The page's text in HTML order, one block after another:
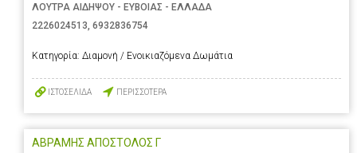
ΛΟΥΤΡΑ ΑΙΔΗΨΟΥ - ΕΥΒΟΙΑΣ - ΕΛΛΑΔΑ
2226024513 6932836754
Κατηγορία: Διαμονή / Ενοικιαζόμενα Δωμάτια
ΙΣΤΟΣΕΛΙΔΑ ΠΕΡΙΣΣΟΤΕΡΑ
ΑΒΡΑΜΗΣ ΑΠΟΣΤΟΛΟΣ Γ